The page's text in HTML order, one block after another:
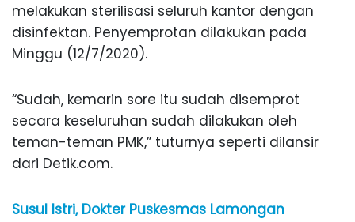
melakukan sterilisasi seluruh kantor dengan
disinfektan. Penyemprotan dilakukan pada
Minggu (12/7/2020).
“Sudah, kemarin sore itu sudah disemprot
secara keseluruhan sudah dilakukan oleh
teman-teman PMK,” tuturnya seperti dilansir
dari Detik.com.
Susul Istri, Dokter Puskesmas Lamongan